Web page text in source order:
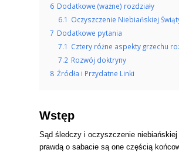
6 Dodatkowe (ważne) rozdziały
6.1 Oczyszczenie Niebiańskiej
7 Dodatkowe pytania
7.1 Cztery różne aspekty grzechu
7.2 Rozwój doktryny
8 Źródła i Przydatne Linki
Wstęp
Sąd śledczy i oczyszczenie
prawdą o sabacie są one częścią